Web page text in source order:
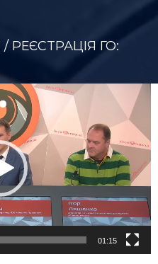
/ РЕЄСТРАЦІЯ ГО:
01:15